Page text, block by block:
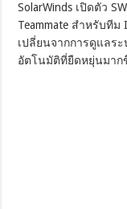
SolarWinds เปิดตัว
Teammate สำหรับทีม
เปลี่ยนจากการดูแลร
อัตโนมัติที่ยืดหยุ่นมาก